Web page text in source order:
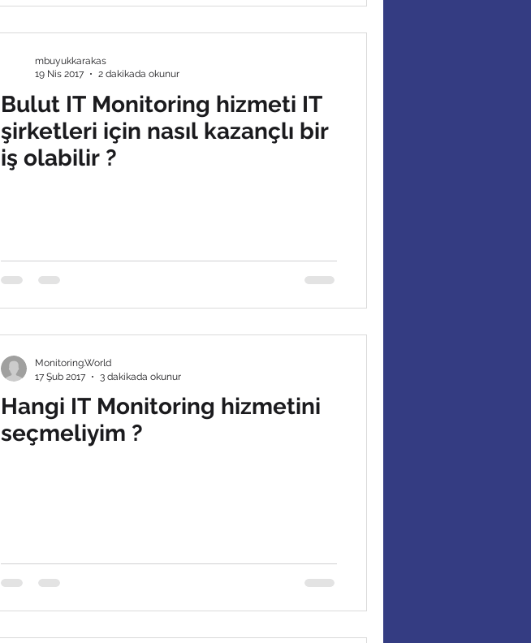
Bulut IT Monitoring hizmeti IT
şirketleri için nasıl kazançlı bir
iş olabilir ?
mbuyukkarakas
19 Nis 2017
2 dakikada okunur
Hangi IT Monitoring hizmetini
seçmeliyim ?
Monitoring.World
17 Şub 2017
3 dakikada okunur